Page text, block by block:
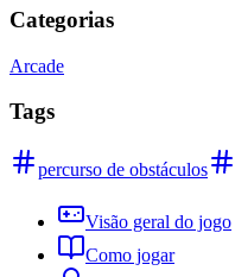
Categorias
Arcade
Tags
percurso de obstáculos
Visão geral do jogo
Como jogar